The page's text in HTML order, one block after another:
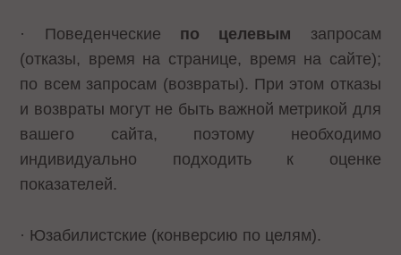
· Поведенческие по целевым запросам
(отказы, время на странице, время на сайте);
по всем запросам (возвраты). При этом отказы
и возвраты могут не быть важной метрикой для
вашего сайта, поэтому необходимо
индивидуально подходить к оценке
показателей.
· Юзабилистские (конверсию по целям).